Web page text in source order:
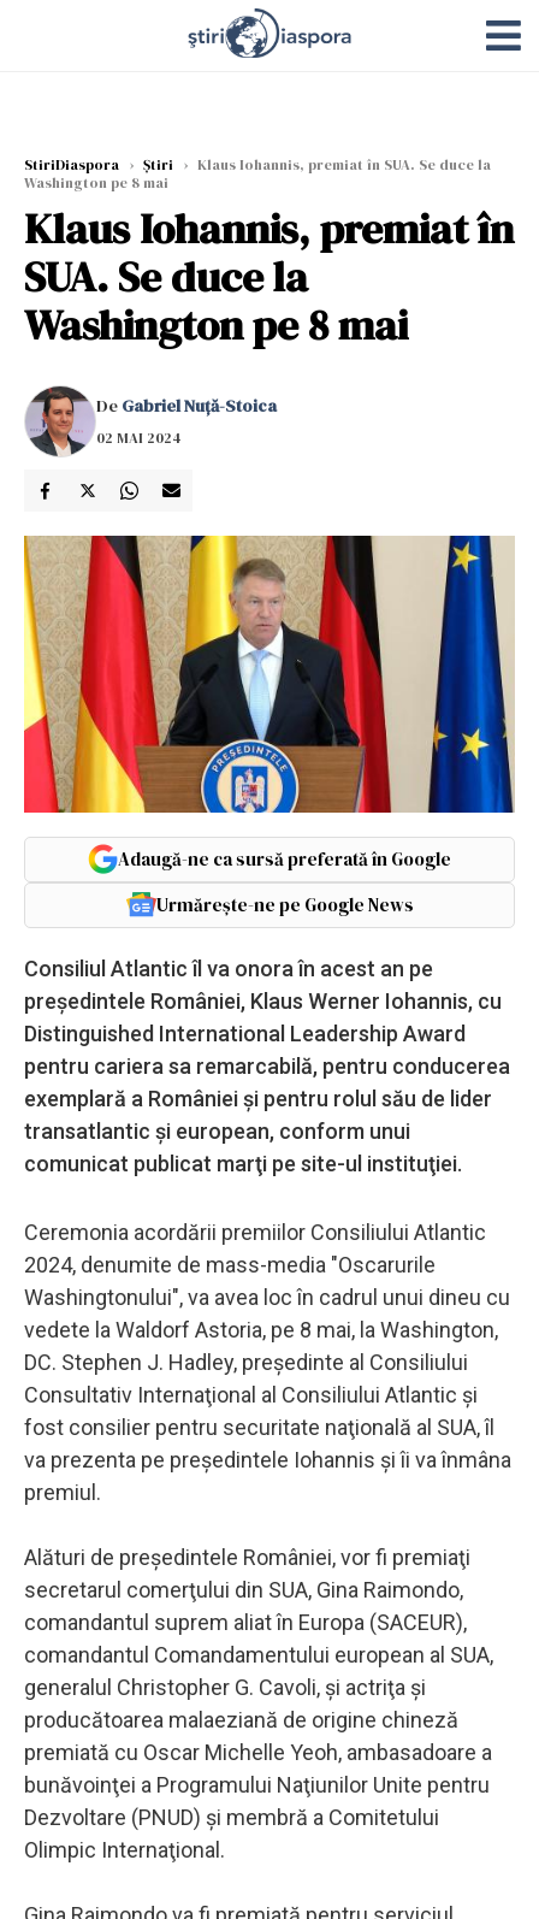
StiriDiaspora › Știri › Klaus Iohannis, premiat în SUA. Se duce la
Washington pe 8 mai
Klaus Iohannis, premiat în
SUA. Se duce la
Washington pe 8 mai
De Gabriel Nuță-Stoica
02 MAI 2024
Adaugă-ne ca sursă preferată în Google
Urmărește-ne pe Google News
Consiliul Atlantic îl va onora în acest an pe
preşedintele României, Klaus Werner Iohannis, cu
Distinguished International Leadership Award
pentru cariera sa remarcabilă, pentru conducerea
exemplară a României şi pentru rolul său de lider
transatlantic şi european, conform unui
comunicat publicat marţi pe site-ul instituţiei.
Ceremonia acordării premiilor Consiliului Atlantic
2024, denumite de mass-media "Oscarurile
Washingtonului", va avea loc în cadrul unui dineu cu
vedete la Waldorf Astoria, pe 8 mai, la Washington,
DC. Stephen J. Hadley, preşedinte al Consiliului
Consultativ Internaţional al Consiliului Atlantic şi
fost consilier pentru securitate naţională al SUA, îl
va prezenta pe preşedintele Iohannis şi îi va înmâna
premiul.
Alături de preşedintele României, vor fi premiaţi
secretarul comerţului din SUA, Gina Raimondo,
comandantul suprem aliat în Europa (SACEUR),
comandantul Comandamentului european al SUA,
generalul Christopher G. Cavoli, şi actriţa şi
producătoarea malaeziană de origine chineză
premiată cu Oscar Michelle Yeoh, ambasadoare a
bunăvoinţei a Programului Naţiunilor Unite pentru
Dezvoltare (PNUD) şi membră a Comitetului
Olimpic Internaţional.